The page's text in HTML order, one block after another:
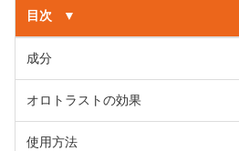
目次 ▼
成分
オロトラストの効果
使用方法